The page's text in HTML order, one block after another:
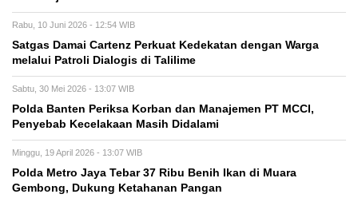
Rabu, 10 Juni 2026 - 12:54 WIB
Satgas Damai Cartenz Perkuat Kedekatan dengan Warga
melalui Patroli Dialogis di Talilime
Sabtu, 30 Mei 2026 - 13:07 WIB
Polda Banten Periksa Korban dan Manajemen PT MCCI,
Penyebab Kecelakaan Masih Didalami
Minggu, 19 April 2026 - 13:07 WIB
Polda Metro Jaya Tebar 37 Ribu Benih Ikan di Muara
Gembong, Dukung Ketahanan Pangan